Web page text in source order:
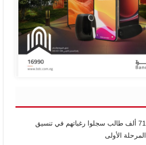
71 ألف طالب سجلوا رغباتهم في تنسيق
المرحلة الأولى